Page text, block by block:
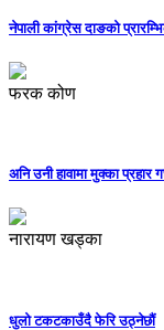
नेपाली कांग्रेस दाङको
फरक कोण
अनि उनी हावामा मुक्का प्रहार
नारायण खड्का
धुलो टकटकाउँदै फेरि उठ्नेछौं